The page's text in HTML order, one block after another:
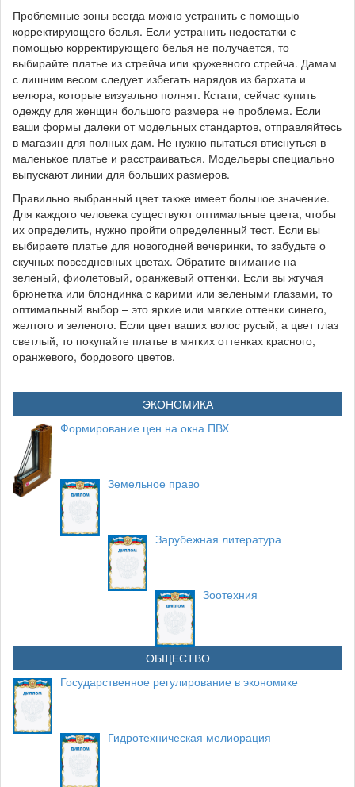
Проблемные зоны всегда можно устранить с помощью
корректирующего белья. Если устранить недостатки с
помощью корректирующего белья не получается, то
выбирайте платье из стрейча или кружевного стрейча. Дамам
с лишним весом следует избегать нарядов из бархата и
велюра, которые визуально полнят. Кстати, сейчас купить
одежду для женщин большого размера не проблема. Если
ваши формы далеки от модельных стандартов, отправляйтесь
в магазин для полных дам. Не нужно пытаться втиснуться в
маленькое платье и расстраиваться. Модельеры специально
выпускают линии для больших размеров.
Правильно выбранный цвет также имеет большое значение.
Для каждого человека существуют оптимальные цвета, чтобы
их определить, нужно пройти определенный тест. Если вы
выбираете платье для новогодней вечеринки, то забудьте о
скучных повседневных цветах. Обратите внимание на
зеленый, фиолетовый, оранжевый оттенки. Если вы жгучая
брюнетка или блондинка с карими или зелеными глазами, то
оптимальный выбор – это яркие или мягкие оттенки синего,
желтого и зеленого. Если цвет ваших волос русый, а цвет глаз
светлый, то покупайте платье в мягких оттенках красного,
оранжевого, бордового цветов.
ЭКОНОМИКА
Формирование цен на окна ПВХ
Земельное право
Зарубежная литература
Зоотехния
ОБЩЕСТВО
Государственное регулирование в экономике
Гидротехническая мелиорация